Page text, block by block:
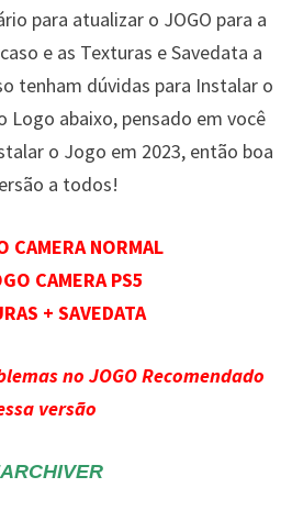
para atualizar o JOGO para a
e as Texturas e Savedata a
tenham dúvidas para Instalar o
Logo abaixo, pensado em você
o Jogo em 2023, então boa
a todos!
CAMERA NORMAL
CAMERA PS5
+ SAVEDATA
no JOGO Recomendado
versão